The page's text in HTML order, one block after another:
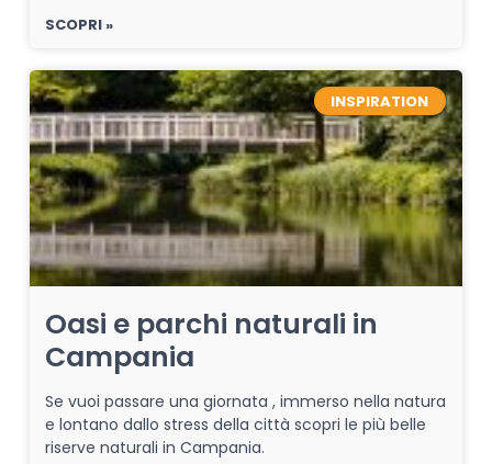
SCOPRI »
INSPIRATION
Oasi e parchi naturali in
Campania
Se vuoi passare una giornata , immerso nella natura
e lontano dallo stress della città scopri le più belle
riserve naturali in Campania.